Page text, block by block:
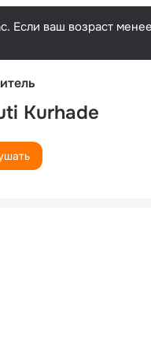
ваш возраст
Kurhade